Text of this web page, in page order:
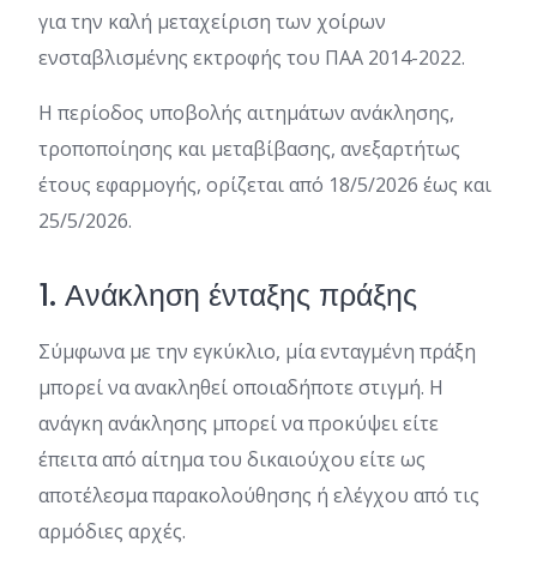
για την καλή μεταχείριση των χοίρων
ενσταβλισμένης εκτροφής του ΠΑΑ 2014-2022.
Η περίοδος υποβολής αιτημάτων ανάκλησης,
τροποποίησης και μεταβίβασης, ανεξαρτήτως
έτους εφαρμογής, ορίζεται από 18/5/2026 έως και
25/5/2026.
1. Ανάκληση ένταξης πράξης
Σύμφωνα με την εγκύκλιο, μία ενταγμένη πράξη
μπορεί να ανακληθεί οποιαδήποτε στιγμή. Η
ανάγκη ανάκλησης μπορεί να προκύψει είτε
έπειτα από αίτημα του δικαιούχου είτε ως
αποτέλεσμα παρακολούθησης ή ελέγχου από τις
αρμόδιες αρχές.